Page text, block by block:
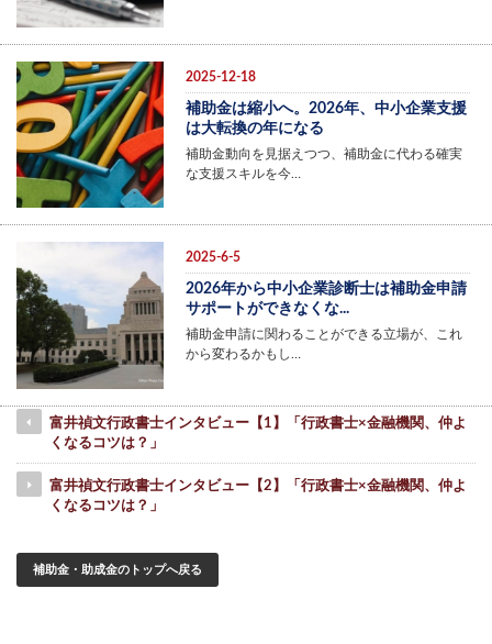
2025-12-18
補助金は縮小へ。2026年、中小企業支援
は大転換の年になる
補助金動向を見据えつつ、補助金に代わる確実
な支援スキルを今…
2025-6-5
2026年から中小企業診断士は補助金申請
サポートができなくな...
補助金申請に関わることができる立場が、これ
から変わるかもし…
富井禎文行政書士インタビュー【1】「行政書士×金融機関、仲よ
くなるコツは？」
富井禎文行政書士インタビュー【2】「行政書士×金融機関、仲よ
くなるコツは？」
補助金・助成金のトップへ戻る